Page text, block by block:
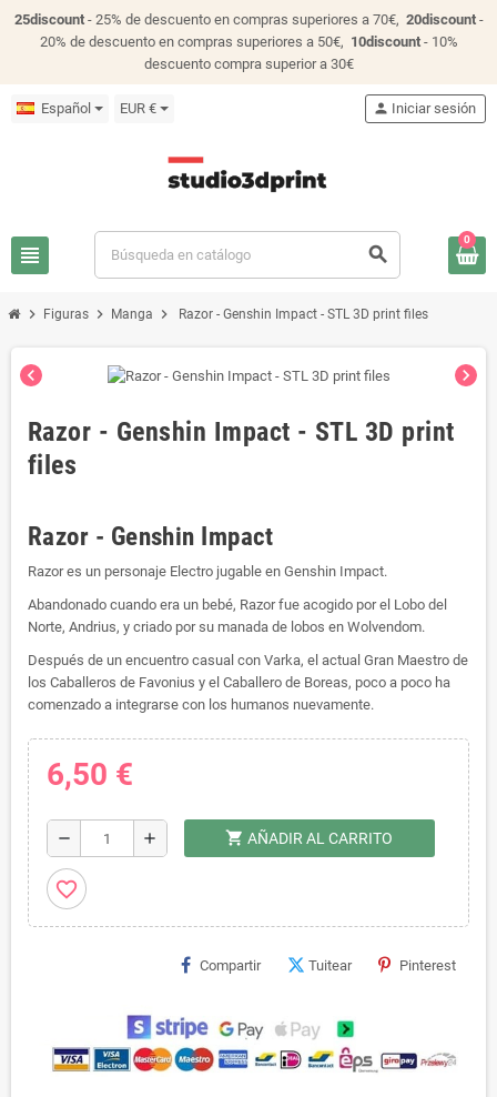
25discount- 25% de descuento en compras superiores a 70€, 20discount-
20% de descuento en compras superiores a 50€, 10discount- 10%
descuento compra superior a 30€
Español EUR €
view_headline search
person Iniciar sesión
0
chevron_right Figuras chevron_right Manga chevron_right Razor - Genshin Impact - STL 3D print files
chevron_left chevron_right
Razor - Genshin Impact - STL 3D print
files
Razor - Genshin Impact
Razor es un personaje Electro jugable en Genshin Impact.
Abandonado cuando era un bebé, Razor fue acogido por el Lobo del
Norte, Andrius, y criado por su manada de lobos en Wolvendom.
Después de un encuentro casual con Varka, el actual Gran Maestro de
los Caballeros de Favonius y el Caballero de Boreas, poco a poco ha
comenzado a integrarse con los humanos nuevamente.
6,50 €
remove add shopping_cart AÑADIR AL CARRITO
favorite_border
Compartir Tuitear Pinterest